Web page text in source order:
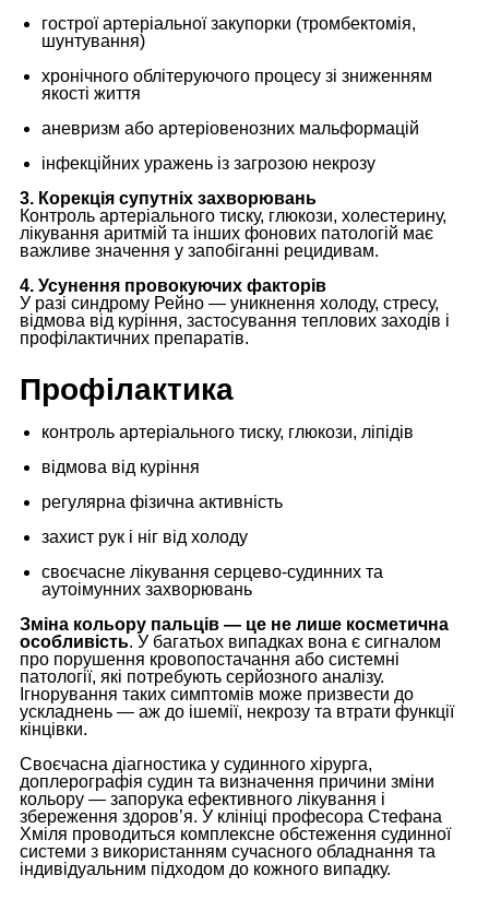
гострої артеріальної закупорки (тромбектомія,
шунтування)
хронічного облітеруючого процесу зі зниженням
якості життя
аневризм або артеріовенозних мальформацій
інфекційних уражень із загрозою некрозу
3. Корекція супутніх захворювань
Контроль артеріального тиску, глюкози, холестерину,
лікування аритмій та інших фонових патологій має
важливе значення у запобіганні рецидивам.
4. Усунення провокуючих факторів
У разі синдрому Рейно — уникнення холоду, стресу,
відмова від куріння, застосування теплових заходів і
профілактичних препаратів.
Профілактика
контроль артеріального тиску, глюкози, ліпідів
відмова від куріння
регулярна фізична активність
захист рук і ніг від холоду
своєчасне лікування серцево-судинних та
аутоімунних захворювань
Зміна кольору пальців — це не лише косметична
особливість. У багатьох випадках вона є сигналом
про порушення кровопостачання або системні
патології, які потребують серйозного аналізу.
Ігнорування таких симптомів може призвести до
ускладнень — аж до ішемії, некрозу та втрати функції
кінцівки.
Своєчасна діагностика у судинного хірурга,
доплерографія судин та визначення причини зміни
кольору — запорука ефективного лікування і
збереження здоров’я. У клініці професора Стефана
Хміля проводиться комплексне обстеження судинної
системи з використанням сучасного обладнання та
індивідуальним підходом до кожного випадку.